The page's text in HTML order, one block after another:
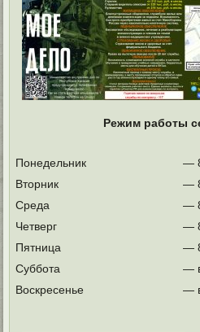
Режим работы
Понедельник
—
Вторник
—
Среда
—
Четверг
—
Пятница
—
Суббота
—
Воскресенье
—